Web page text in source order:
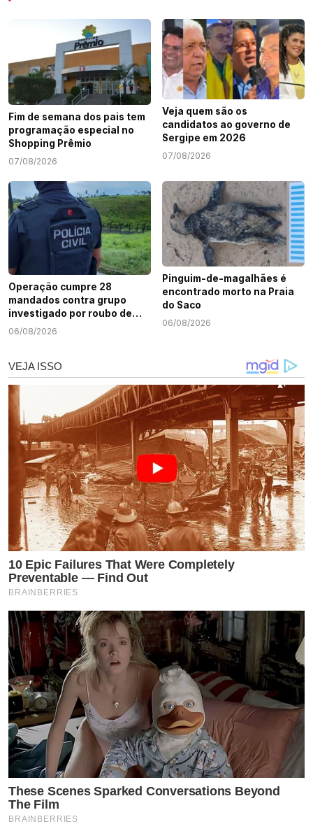
Fim de semana dos pais tem
programação especial no
Shopping Prêmio
07/08/2026
Veja quem são os
candidatos ao governo de
Sergipe em 2026
07/08/2026
Operação cumpre 28
mandados contra grupo
investigado por roubo de
cargas e tráfico de drogas
06/08/2026
Pinguim-de-magalhães é
encontrado morto na Praia
do Saco
06/08/2026